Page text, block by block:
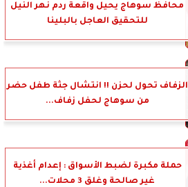
محافظ سوهاج يحيل واقعة ردم نهر النيل
للتحقيق العاجل بالبلينا
الزفاف تحول لحزن !! انتشال جثة طفل حضر
من سوهاج لحفل زفاف...
حملة مكبرة لضبط الأسواق : إعدام أغذية
غير صالحة وغلق 3 محلات...